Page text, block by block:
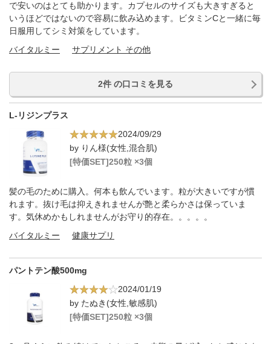
で安いのはとても助かります。カプセルのサイズも大きすぎると
いうほどではないので容易に飲み込めます。ビタミンCと一緒に毎
日服用してシミ対策をしています。
バイタルミー
サプリメント その他
2件 の口コミを見る
L-リジンプラス
2024/09/29
by りん様(女性,混合肌)
[特価SET]250粒 ×3個
髪の毛のために購入。何本も飲んでいます。粒が大きいですが慣
れます。抜け毛は抑えきれませんが艶と柔らかさは保っていま
す。気休めかもしれませんがお守り的存在。。。。。
バイタルミー
健康サプリ
パントテン酸500mg
2024/01/19
by たぬき(女性,敏感肌)
[特価SET]250粒 ×3個